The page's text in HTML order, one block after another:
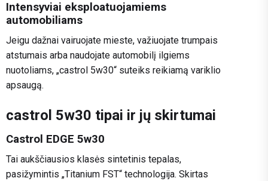
Intensyviai eksploatuojamiems
automobiliams
Jeigu dažnai vairuojate mieste, važiuojate trumpais
atstumais arba naudojate automobilį ilgiems
nuotoliams, „castrol 5w30“ suteiks reikiamą variklio
apsaugą.
castrol 5w30 tipai ir jų skirtumai
Castrol EDGE 5w30
Tai aukščiausios klasės sintetinis tepalas,
pasižymintis „Titanium FST“ technologija. Skirtas